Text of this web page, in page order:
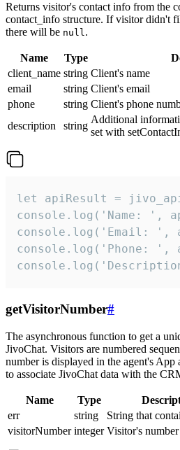
Returns visitor's contact info from the
contact_info structure. If visitor didn't
there will be null.
Name Type
client_name string Client's name
email
string Client's email
phone
string Client's phone
description
string
Additional
set with
let apiResult =
console.log('Name: ',
console.log('Email: ',
console.log('Phone: ',
getVisitorNumber#
The asynchronous function to get a
JivoChat. Visitors are numbered
number is displayed in the agent's App
to associate JivoChat data with the
Name Type
err
string
String that
visitorNumber integer Visitor's number